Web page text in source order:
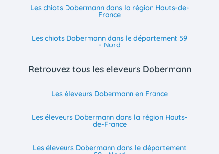
Les chiots Dobermann dans la région Hauts-de-
France
Les chiots Dobermann dans le département 59
- Nord
Retrouvez tous les eleveurs Dobermann
Les éleveurs Dobermann en France
Les éleveurs Dobermann dans la région Hauts-
de-France
Les éleveurs Dobermann dans le département